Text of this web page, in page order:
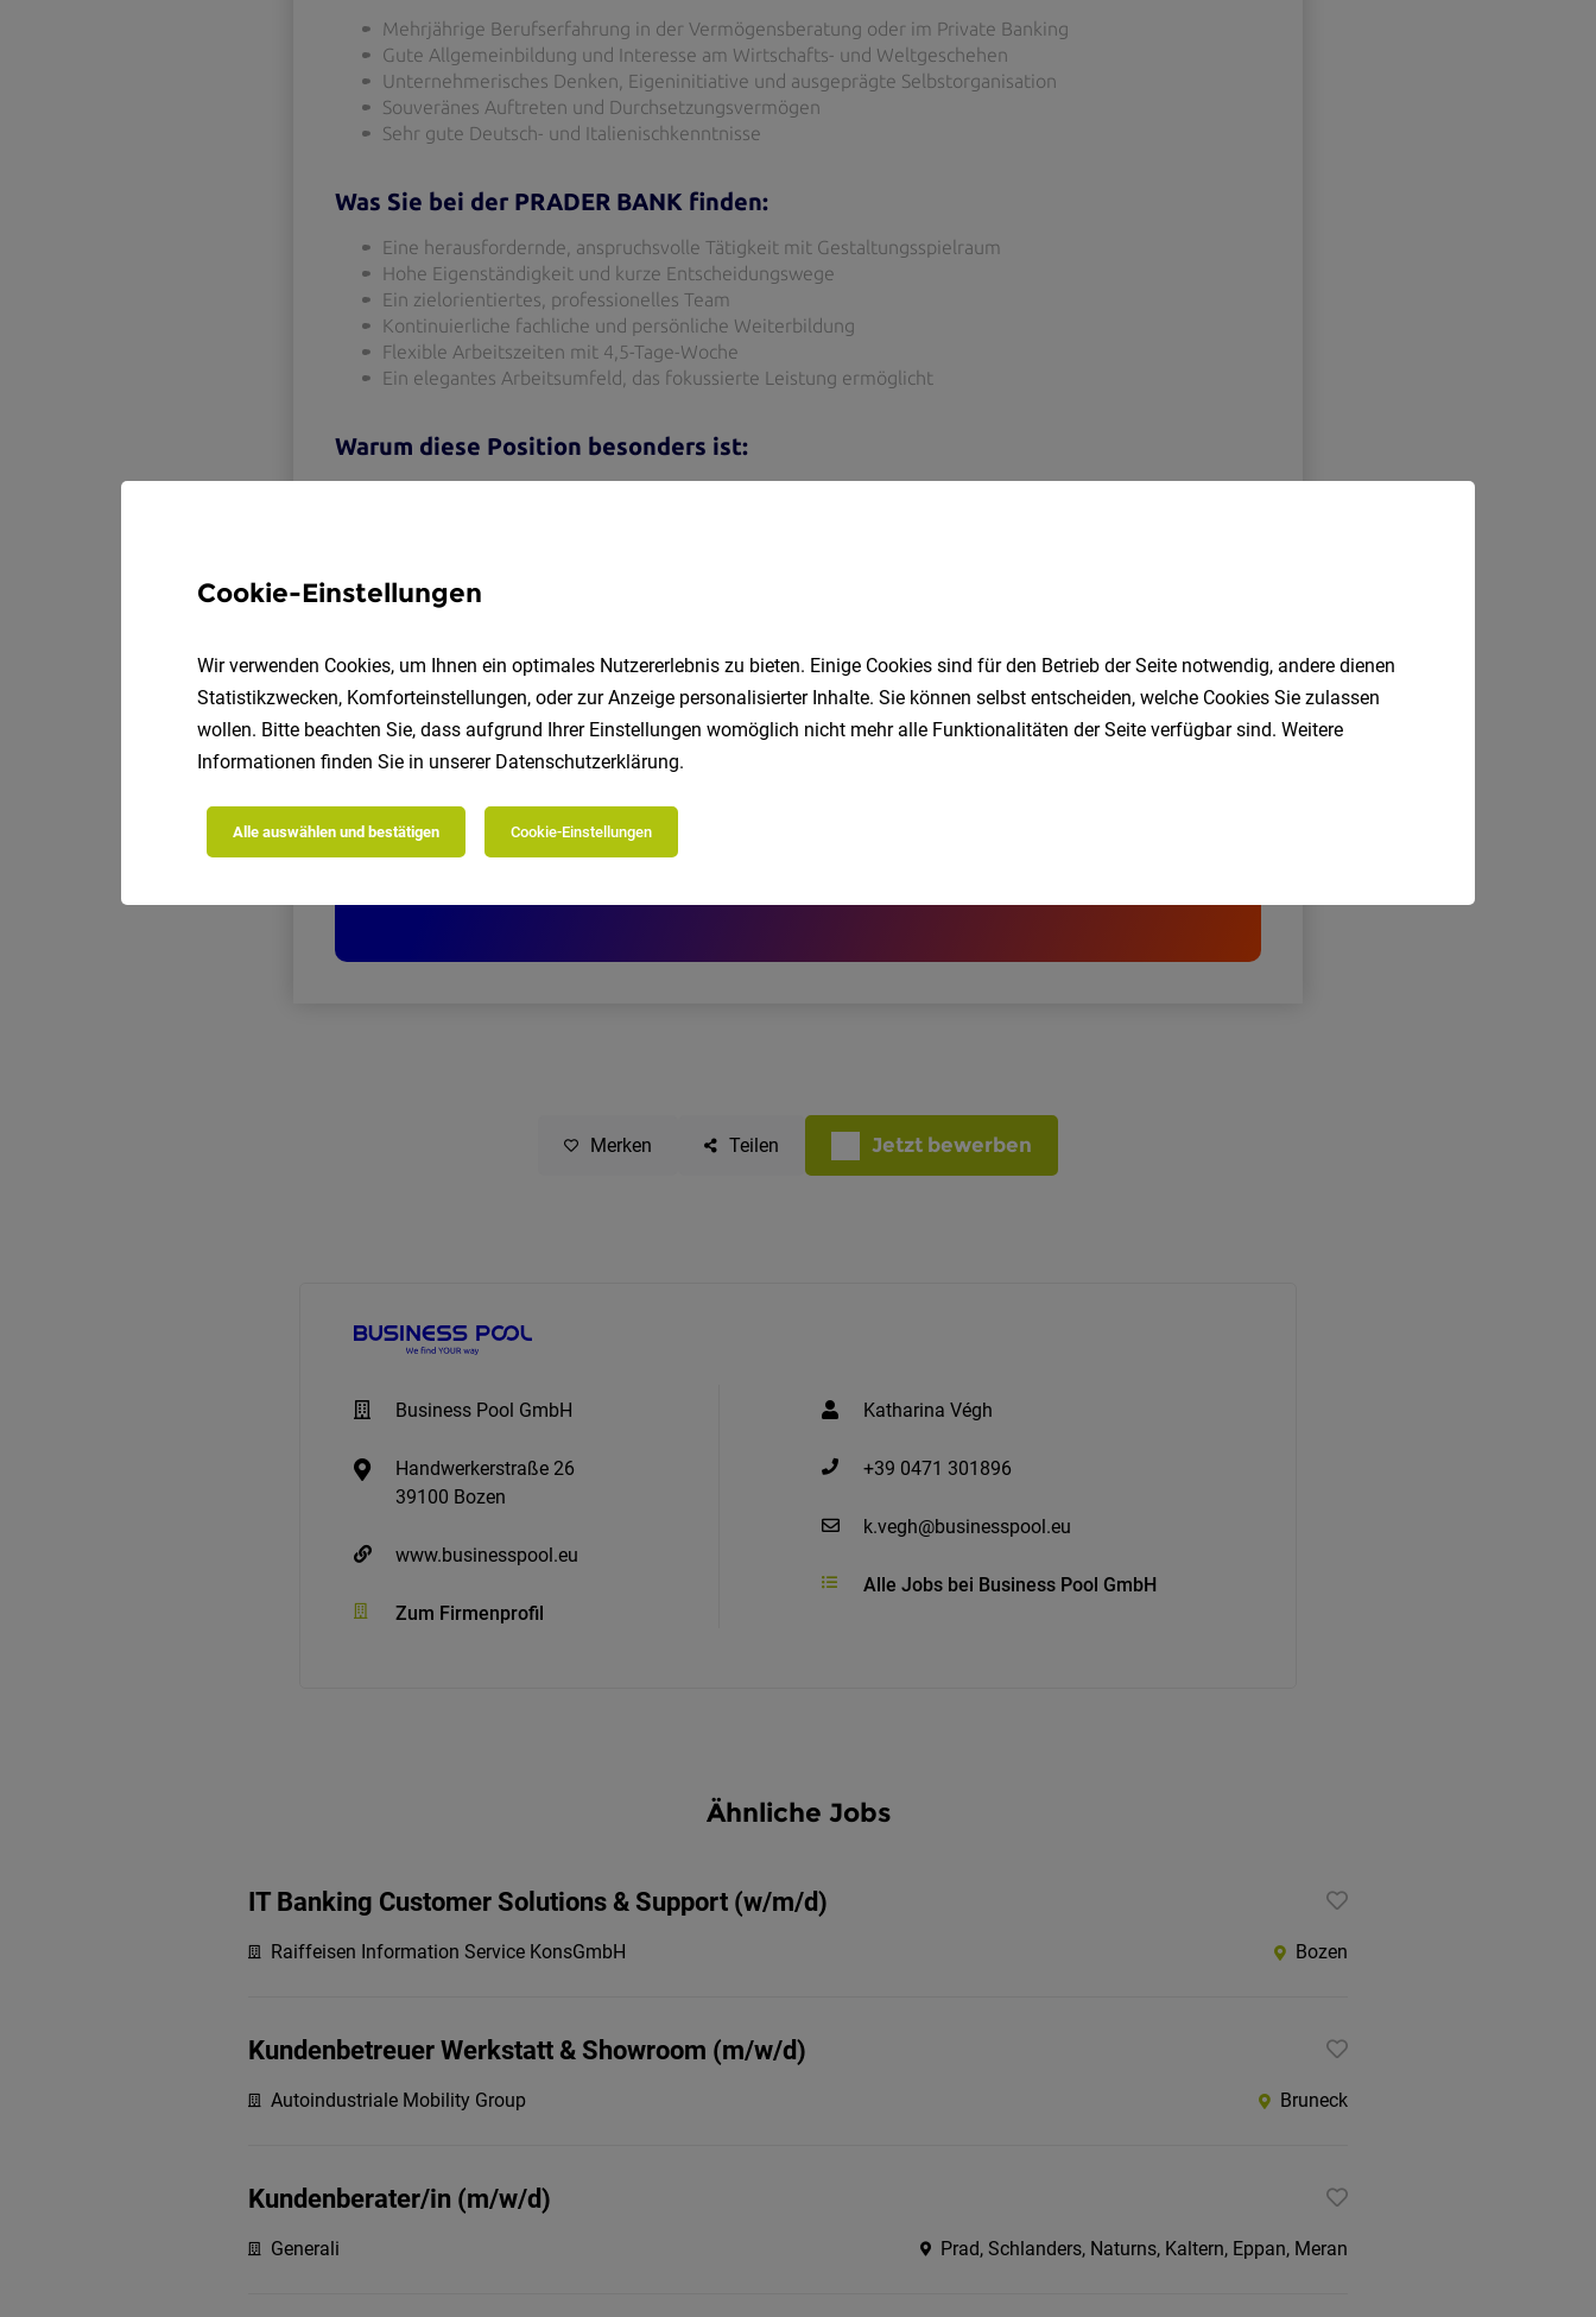
Merken Teilen Jetzt bewerben
Business Pool GmbH
Handwerkerstraße 26
39100 Bozen
www.businesspool.eu
Zum Firmenprofil
Katharina Végh
+39 0471 301896
k.vegh@businesspool.eu
Alle Jobs bei Business Pool GmbH
Ähnliche Jobs
IT Banking Customer Solutions & Support (w/m/d)
Raiffeisen Information Service KonsGmbH Bozen
Kundenbetreuer Werkstatt & Showroom (m/w/d)
Autoindustriale Mobility Group Bruneck
Kundenberater/in (m/w/d)
Generali Prad, Schlanders, Naturns, Kaltern, Eppan, Meran
Cookie-Einstellungen
Wir verwenden Cookies, um Ihnen ein optimales Nutzererlebnis zu bieten. Einige Cookies sind für den Betrieb der Seite notwendig, andere dienen
Statistikzwecken, Komforteinstellungen, oder zur Anzeige personalisierter Inhalte. Sie können selbst entscheiden, welche Cookies Sie zulassen
wollen. Bitte beachten Sie, dass aufgrund Ihrer Einstellungen womöglich nicht mehr alle Funktionalitäten der Seite verfügbar sind. Weitere
Informationen finden Sie in unserer Datenschutzerklärung.
Alle auswählen und bestätigen Cookie-Einstellungen